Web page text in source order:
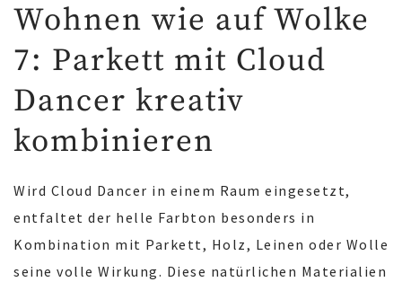
Wohnen wie auf Wolke
7: Parkett mit Cloud
Dancer kreativ
kombinieren
Wird Cloud Dancer in einem Raum eingesetzt,
entfaltet der helle Farbton besonders in
Kombination mit Parkett, Holz, Leinen oder Wolle
seine volle Wirkung. Diese natürlichen Materialien